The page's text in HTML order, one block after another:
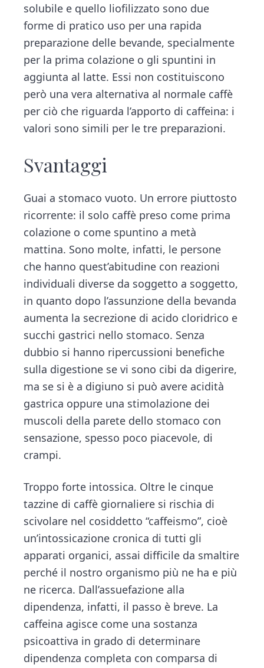
solubile e quello liofilizzato sono due
forme di pratico uso per una rapida
preparazione delle bevande, specialmente
per la prima colazione o gli spuntini in
aggiunta al latte. Essi non costituiscono
però una vera alternativa al normale caffè
per ciò che riguarda l’apporto di caffeina: i
valori sono simili per le tre preparazioni.
Svantaggi
Guai a stomaco vuoto. Un errore piuttosto
ricorrente: il solo caffè preso come prima
colazione o come spuntino a metà
mattina. Sono molte, infatti, le persone
che hanno quest’abitudine con reazioni
individuali diverse da soggetto a soggetto,
in quanto dopo l’assunzione della bevanda
aumenta la secrezione di acido cloridrico e
succhi gastrici nello stomaco. Senza
dubbio si hanno ripercussioni benefiche
sulla digestione se vi sono cibi da digerire,
ma se si è a digiuno si può avere acidità
gastrica oppure una stimolazione dei
muscoli della parete dello stomaco con
sensazione, spesso poco piacevole, di
crampi.
Troppo forte intossica. Oltre le cinque
tazzine di caffè giornaliere si rischia di
scivolare nel cosiddetto “caffeismo”, cioè
un’intossicazione cronica di tutti gli
apparati organici, assai difficile da smaltire
perché il nostro organismo più ne ha e più
ne ricerca. Dall’assuefazione alla
dipendenza, infatti, il passo è breve. La
caffeina agisce come una sostanza
psicoattiva in grado di determinare
dipendenza completa con comparsa di